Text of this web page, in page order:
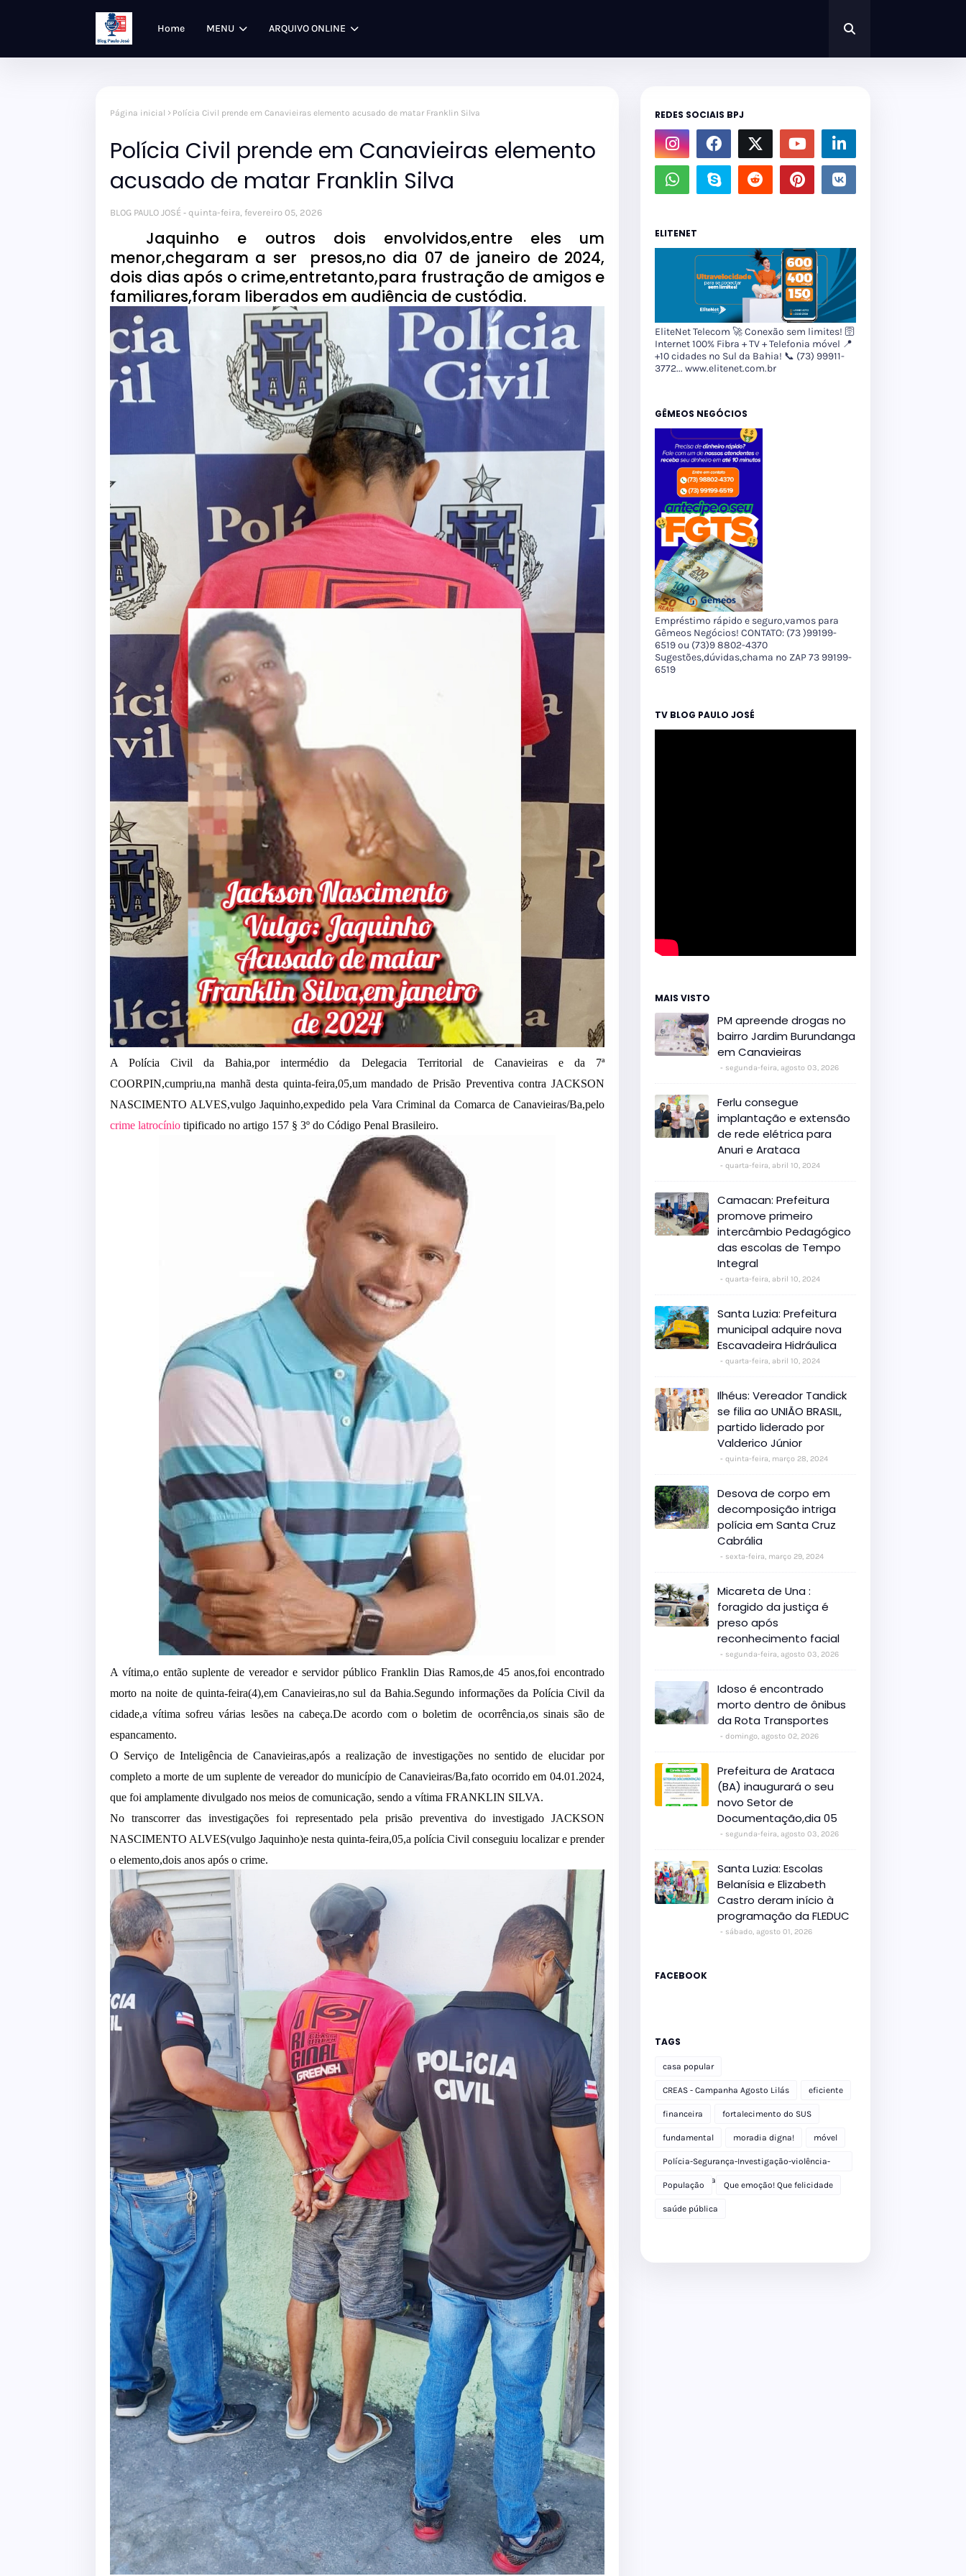
Home MENU ARQUIVO ONLINE
Página inicial Polícia Civil prende em Canavieiras elemento acusado de matar Franklin Silva
Polícia Civil prende em Canavieiras elemento
acusado de matar Franklin Silva
BLOG PAULO JOSÉ quinta-feira, fevereiro 05, 2026
Jaquinho e outros dois envolvidos,entre eles um
menor,chegaram a ser presos,no dia 07 de janeiro de 2024,
dois dias após o crime,entretanto,para frustração de amigos e
familiares,foram liberados em audiência de custódia.
A Polícia Civil da Bahia,por intermédio da Delegacia Territorial de Canavieiras e da 7ª
COORPIN,cumpriu,na manhã desta quinta-feira,05,um mandado de Prisão Preventiva contra JACKSON
NASCIMENTO ALVES,vulgo Jaquinho,expedido pela Vara Criminal da Comarca de Canavieiras/Ba,pelo
crime latrocínio tipificado no artigo 157 § 3º do Código Penal Brasileiro.
A vítima,o então suplente de vereador e servidor público Franklin Dias Ramos,de 45 anos,foi encontrado
morto na noite de quinta-feira(4),em Canavieiras,no sul da Bahia.Segundo informações da Polícia Civil da
cidade,a vítima sofreu várias lesões na cabeça.De acordo com o boletim de ocorrência,os sinais são de
espancamento.
O Serviço de Inteligência de Canavieiras,após a realização de investigações no sentido de elucidar por
completo a morte de um suplente de vereador do município de Canavieiras/Ba,fato ocorrido em 04.01.2024,
que foi amplamente divulgado nos meios de comunicação, sendo a vítima FRANKLIN SILVA.
No transcorrer das investigações foi representado pela prisão preventiva do investigado JACKSON
NASCIMENTO ALVES(vulgo Jaquinho)e nesta quinta-feira,05,a polícia Civil conseguiu localizar e prender
o elemento,dois anos após o crime.
REDES SOCIAIS BPJ
ELITENET
EliteNet Telecom 🚀 Conexão sem limites! 🛜
Internet 100% Fibra + TV + Telefonia móvel 📍
+10 cidades no Sul da Bahia! 📞 (73) 99911-
3772... www.elitenet.com.br
GÊMEOS NEGÓCIOS
Empréstimo rápido e seguro,vamos para
Gêmeos Negócios! CONTATO: (73 )99199-
6519 ou (73)9 8802-4370
Sugestões,dúvidas,chama no ZAP 73 99199-
6519
TV BLOG PAULO JOSÉ
MAIS VISTO
PM apreende drogas no
bairro Jardim Burundanga
em Canavieiras
segunda-feira, agosto 03, 2026
Ferlu consegue
implantação e extensão
de rede elétrica para
Anuri e Arataca
quarta-feira, abril 10, 2024
Camacan: Prefeitura
promove primeiro
intercâmbio Pedagógico
das escolas de Tempo
Integral
quarta-feira, abril 10, 2024
Santa Luzia: Prefeitura
municipal adquire nova
Escavadeira Hidráulica
quarta-feira, abril 10, 2024
Ilhéus: Vereador Tandick
se filia ao UNIÃO BRASIL,
partido liderado por
Valderico Júnior
quinta-feira, março 28, 2024
Desova de corpo em
decomposição intriga
polícia em Santa Cruz
Cabrália
sexta-feira, março 29, 2024
Micareta de Una :
foragido da justiça é
preso após
reconhecimento facial
segunda-feira, agosto 03, 2026
Idoso é encontrado
morto dentro de ônibus
da Rota Transportes
domingo, agosto 02, 2026
Prefeitura de Arataca
(BA) inaugurará o seu
novo Setor de
Documentação,dia 05
segunda-feira, agosto 03, 2026
Santa Luzia: Escolas
Belanísia e Elizabeth
Castro deram início à
programação da FLEDUC
sábado, agosto 01, 2026
FACEBOOK
TAGS
casa popular
CREAS - Campanha Agosto Lilás eficiente
financeira fortalecimento do SUS
fundamental moradia digna! móvel
Polícia-Segurança-Investigação-violência-
Polícia Militar-delegacia
População Que emoção! Que felicidade
saúde pública